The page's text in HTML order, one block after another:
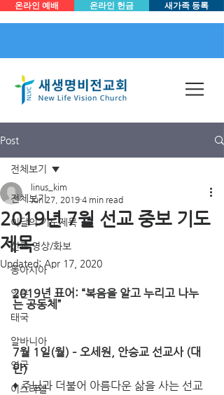
온라인 예배 온라인 헌금 새가족 등록
Post
전체보기
이달의 기도제목
선교 영상/화보
동아시아
일본
태국
알바니아
영국
이스라엘
전체보기
2019년 7월 선교 중보 기도
제목
linus_kim
Jun 27, 2019 4 min read
Updated: Apr 17, 2020
2019년 표어: “복음을 알고 누리고 나누
는 공동체”
7월 1일(월) – 오세원, 안승교 선교사 (대
만)
♦ 주님과 더불어 아름다운 삶을 사는 선교